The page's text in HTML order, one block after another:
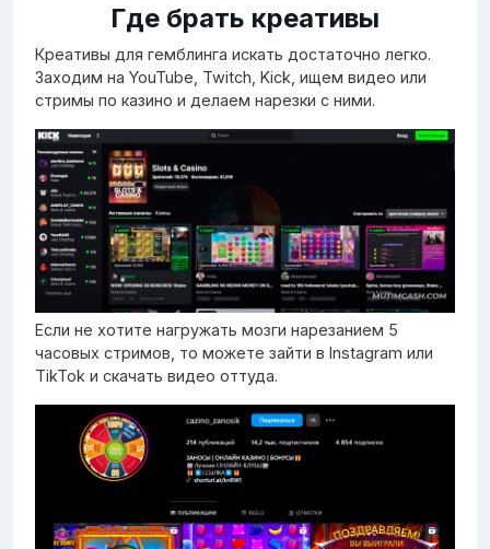
Где брать креативы
Креативы для гемблинга искать достаточно легко.
Заходим на YouTube, Twitch, Kick, ищем видео или
стримы по казино и делаем нарезки с ними.
Если не хотите нагружать мозги нарезанием 5
часовых стримов, то можете зайти в Instagram или
TikTok и скачать видео оттуда.